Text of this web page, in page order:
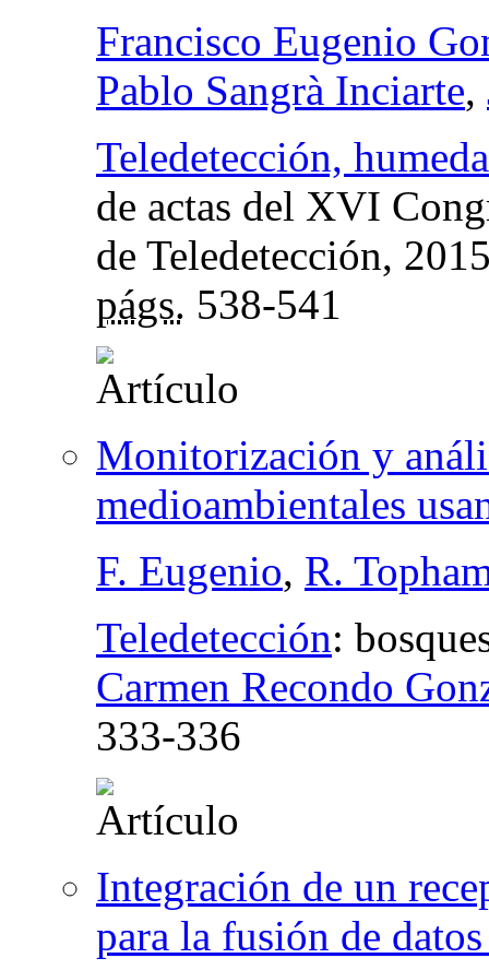
Francisco Eugenio
Pablo Sangrà Inciarte,
Teledetección,
de actas del XVI
de Teledetección,
págs. 538-541
Monitorización y
medioambientales
F. Eugenio, R.
Teledetección:
Carmen Recondo
333-336
Integración de un
para la fusión de